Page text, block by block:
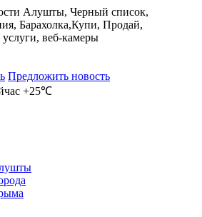
Предложить новость
+25℃